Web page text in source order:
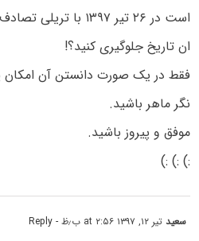
است در ۲۶ تیر ۱۳۹۷
ان تاریخ جلوگیری کنید؟!
فقط در یک صورت دانستن آن امکان
نگر ماهر باشید.
موفق و پیروز باشید.
:) :) :)
سعیدتیر ۱۲, ۱۳۹۷ at ۲:۵۶ ب٫ظ - Reply